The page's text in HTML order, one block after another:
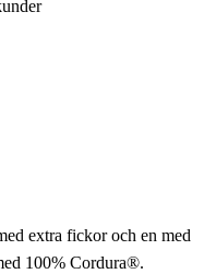
extra fickor och en med
100% Cordura®.